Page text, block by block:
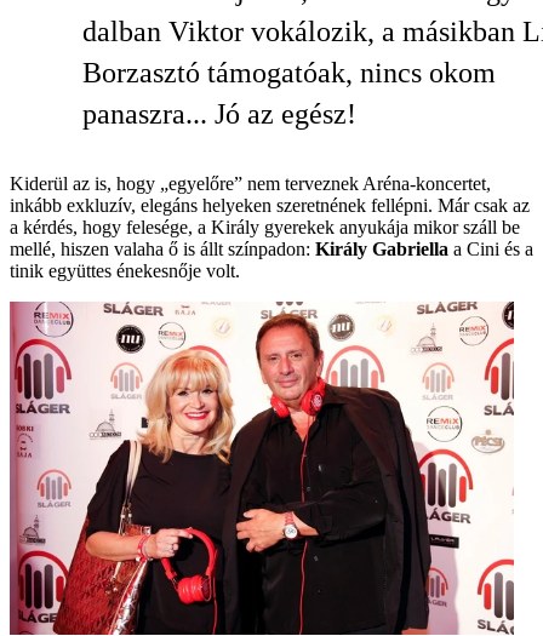
dalban Viktor vokálozik, a másikban
Borzasztó támogatóak, nincs okom
panaszra... Jó az egész!
Kiderül az is, hogy „egyelőre” nem terveznek Aréna-koncertet,
inkább exkluzív, elegáns helyeken szeretnének fellépni. Már csak az
a kérdés, hogy felesége, a Király gyerekek anyukája mikor száll be
mellé, hiszen valaha ő is állt színpadon: Király Gabriella a Cini és a
tinik együttes énekesnője volt.